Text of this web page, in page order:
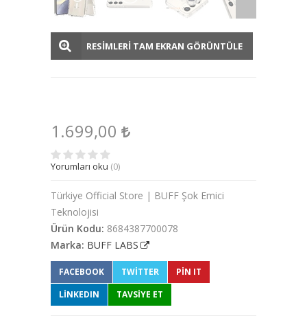
RESİMLERİ TAM EKRAN GÖRÜNTÜLE
1.699,00
Yorumları oku (0)
Türkiye Official Store | BUFF Şok Emici
Teknolojisi
Ürün Kodu: 8684387700078
Marka: BUFF LABS
FACEBOOK TWITTER
PIN IT
LINKEDIN
TAVSİYE ET